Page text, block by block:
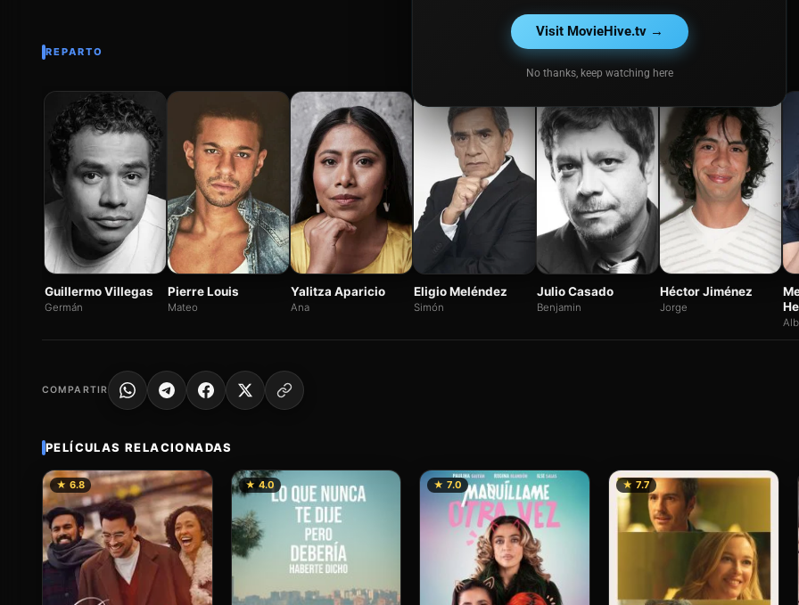
REPARTO
Guillermo Villegas
Germán
Pierre Louis
Mateo
Yalitza Aparicio
Ana
Eligio Meléndez
Simón
Julio Casado
Benjamin
Héctor Jiménez
Jorge
COMPARTIR
PELÍCULAS RELACIONADAS
★ 6.8 ★ 4.0 ★ 7.0 ★ 7.7
Visit MovieHive.tv →
No thanks, keep watching here